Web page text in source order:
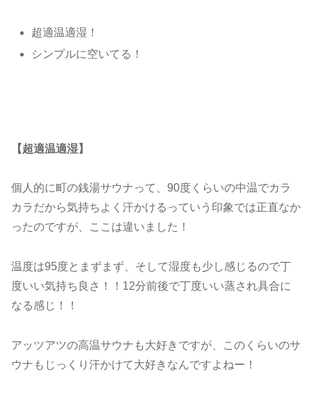
超適温適湿！
シンプルに空いてる！
【超適温適湿】
個人的に町の銭湯サウナって、90度くらいの中温でカラ
カラだから気持ちよく汗かけるっていう印象では正直なか
ったのですが、ここは違いました！
温度は95度とまずまず、そして湿度も少し感じるので丁
度いい気持ち良さ！！12分前後で丁度いい蒸され具合に
なる感じ！！
アッツアツの高温サウナも大好きですが、このくらいのサ
ウナもじっくり汗かけて大好きなんですよねー！